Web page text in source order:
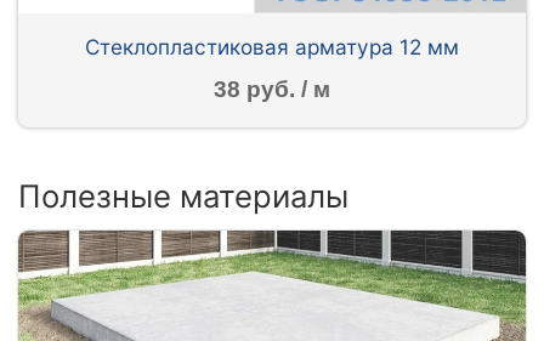
Стеклопластиковая арматура 12 мм
38 руб. / м
Полезные материалы